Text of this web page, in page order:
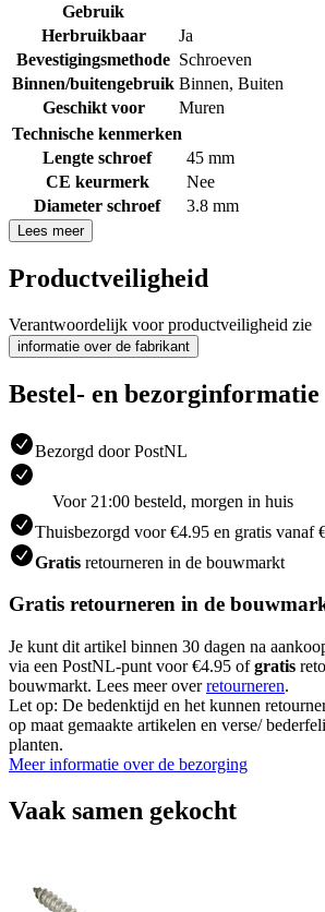
Gebruik
Herbruikbaar
Ja
Bevestigingsmethode Schroeven
Binnen/buitengebruik Binnen, Buiten
Geschikt voor
Muren
Technische kenmerken
Lengte schroef
45 mm
CE keurmerk
Nee
Diameter schroef
3.8 mm
Lees meer
Productveiligheid
Verantwoordelijk voor productveiligheid zie
informatie over de fabrikant
Bestel- en bezorginformatie
Bezorgd door PostNL
Voor 21:00 besteld, morgen in huis
Thuisbezorgd voor €4.95 en gratis vanaf
Gratis retourneren in de bouwmarkt
Gratis retourneren in de
Je kunt dit artikel binnen 30 dagen na
via een PostNL-punt voor €4.95 ofgratis
bouwmarkt. Lees meer overretourneren.
Let op: De bedenktijd en het kunnen
op maat gemaakte artikelen en verse/
planten.
Meer informatie over de bezorging
Vaak samen gekocht